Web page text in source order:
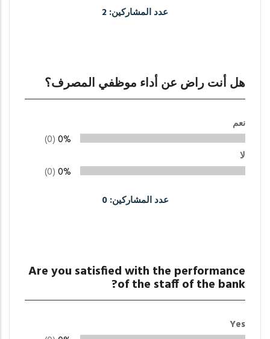
عدد المشاركين: 2
هل أنت راض عن أداء موظفي المصرف؟
نعم
0%
(0)
لا
0%
(0)
عدد المشاركين: 0
Are you satisfied with the performance
of the staff of the bank?
Yes